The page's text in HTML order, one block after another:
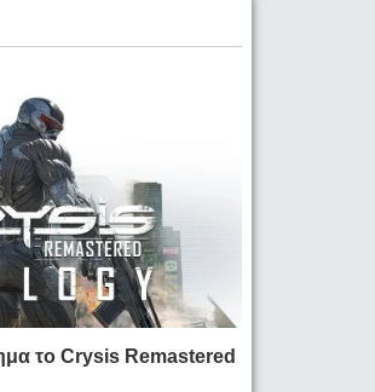
το Crysis Remastered